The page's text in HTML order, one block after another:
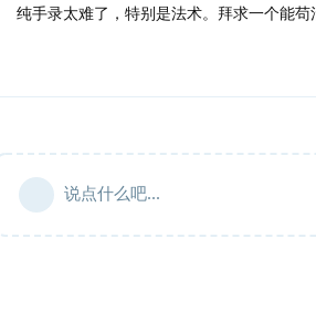
纯手录太难了，特别是法术。拜求一个能苟
说点什么吧...